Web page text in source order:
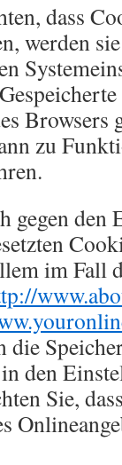
dass
werden
Browsers
zu
den
im Fall
die
den
Sie,